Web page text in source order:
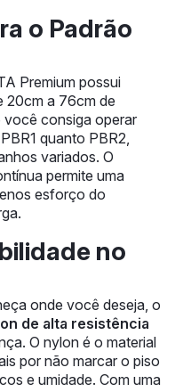
o Padrão
Premium possui
20cm a 76cm de
você consiga operar
quanto PBR2,
variados. O
permite uma
esforço do
no
onde você deseja, o
de alta resistência
O nylon é o material
por não marcar o piso
e umidade. Com uma